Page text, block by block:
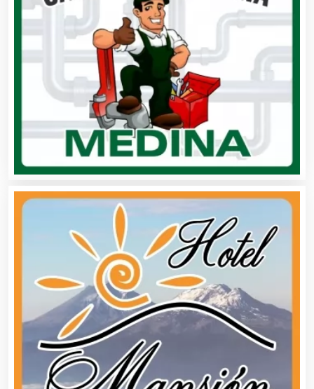
Automatización
Automóviles Nuevos y Usados
Autopartes Eléctricas
Avaluos
Balnearios
Bancos
Banquetes